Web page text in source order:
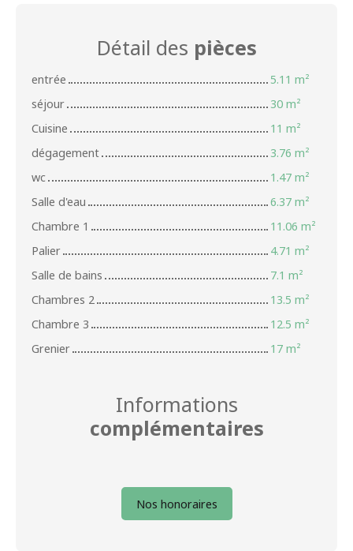
Détail des pièces
entrée
5.11 m²
séjour
30 m²
Cuisine
11 m²
dégagement
3.76 m²
wc
1.47 m²
Salle d'eau
6.37 m²
Chambre 1
11.06 m²
Palier
4.71 m²
Salle de bains
7.1 m²
Chambres 2
13.5 m²
Chambre 3
12.5 m²
Grenier
17 m²
Informations
complémentaires
Nos honoraires